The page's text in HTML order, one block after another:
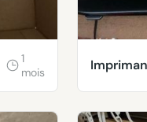
1
mois